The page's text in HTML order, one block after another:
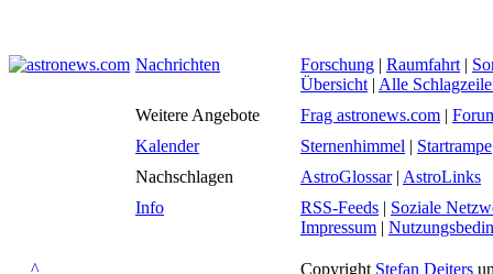
Nachrichten Forschung | Raumfahrt |
Übersicht | Alle
Weitere Angebote
Frag astronews.com |
Kalender
Sternenhimmel | Startrampe
Nachschlagen
AstroGlossar| AstroLinks
Info
RSS-Feeds | Soziale
Impressum |
^ Copyright Stefan Deiters